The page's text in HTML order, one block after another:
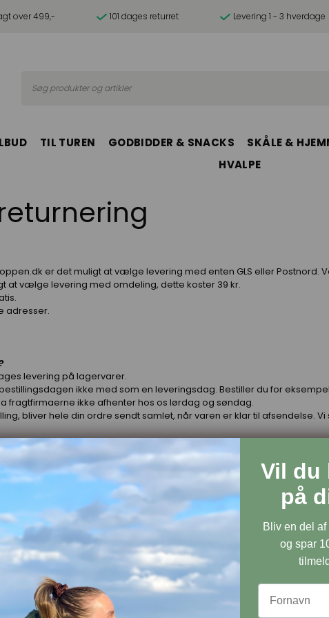
over 499,- 101 dages returret Levering 1 - 3 hverdage
TIL TUREN GODBIDDER & SNACKS SKÅLE &
HVALPE
er det muligt at vælge levering med enten GLS eller
at vælge levering med omdeling, dette koster 39 kr.
adresser.
levering på lagervarer.
ikke med som en leveringsdag. Bestiller du for
fragtfirmaerne ikke afhenter hos os lørdag og søndag.
bliver hele din ordre sendt samlet, når varen er klar til afsendelse.
hjemmesiden, både når du vælger variant og i produktbeskrivelsen.
på din ordre, kontakter vi dig selvfølgelig
fortryde dit køb, har du 101 dage til at sende varen tilbage til os.
og det er dig, der hæfter, hvis der opstår en skade under
fra :-)
Vil du
på
Bliv en del
og spar